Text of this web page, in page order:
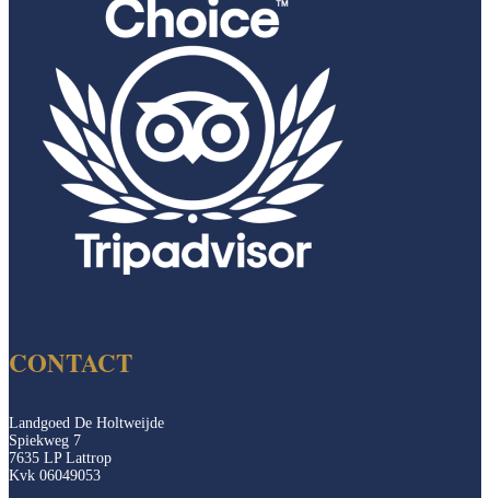
CONTACT
Landgoed De Holtweijde
Spiekweg 7
7635 LP Lattrop
Kvk 06049053